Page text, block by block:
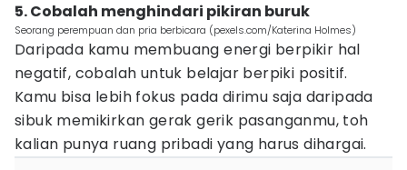
5. Cobalah menghindari pikiran buruk
Seorang perempuan dan pria berbicara (pexels.com/Katerina Holmes)
Daripada kamu membuang energi berpikir hal
negatif, cobalah untuk belajar berpiki positif.
Kamu bisa lebih fokus pada dirimu saja daripada
sibuk memikirkan gerak gerik pasanganmu, toh
kalian punya ruang pribadi yang harus dihargai.